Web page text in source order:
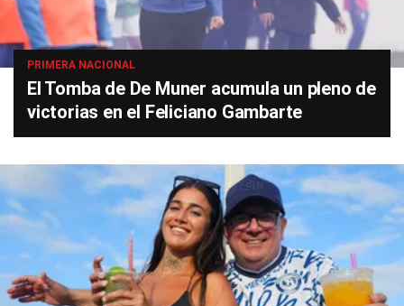
PRIMERA NACIONAL
El Tomba de De Muner acumula un pleno de
victorias en el Feliciano Gambarte